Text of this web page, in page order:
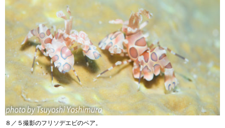
８／５撮影のフリソデエビのペア。